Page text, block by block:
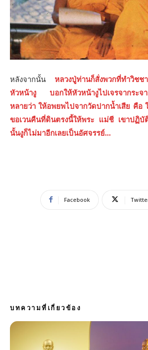
หลังจากนั้น หลวงปู่ท่านก็สั่งพวกที่ทำวิช
หัวหน้างู บอกให้หัวหน้างูไปเจรจากระจา
หลายว่า ให้อพยพไปจากวัดปากนํ้าเสีย คือ
ขอเวนคืนที่ดินตรงนี้ให้พระ แม่ชี เขาปฏิ
นั้นงูก็ไม่มาอีกเลยเป็นอัศจรรย์…
Facebook
บทความที่เกี่ยวข้อง